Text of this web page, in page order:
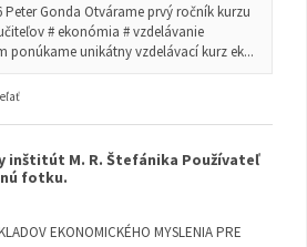
Peter Gonda Otvárame prvý ročník kurzu
# ekonómia # vzdelávanie
ponúkame unikátny vzdelávací kurz ek...
inštitút M. R. Štefánika Používateľ
fotku.
EKONOMICKÉHO MYSLENIA PRE